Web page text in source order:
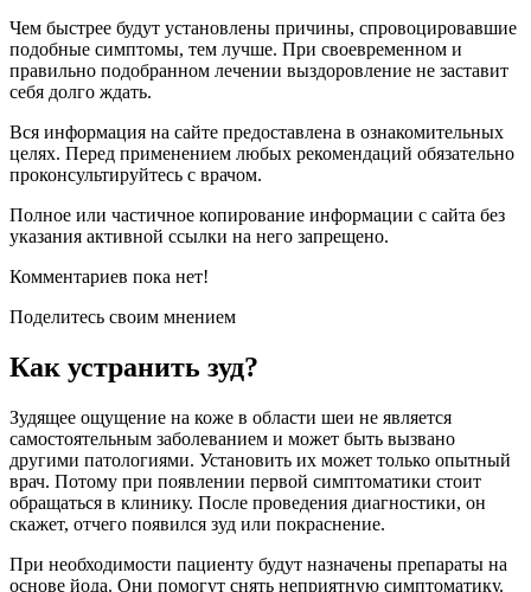
Чем быстрее будут установлены причины, спровоцировавшие
подобные симптомы, тем лучше. При своевременном и
правильно подобранном лечении выздоровление не заставит
себя долго ждать.
Вся информация на сайте предоставлена в ознакомительных
целях. Перед применением любых рекомендаций обязательно
проконсультируйтесь с врачом.
Полное или частичное копирование информации с сайта без
указания активной ссылки на него запрещено.
Комментариев пока нет!
Поделитесь своим мнением
Как устранить зуд?
Зудящее ощущение на коже в области шеи не является
самостоятельным заболеванием и может быть вызвано
другими патологиями. Установить их может только опытный
врач. Потому при появлении первой симптоматики стоит
обращаться в клинику. После проведения диагностики, он
скажет, отчего появился зуд или покраснение.
При необходимости пациенту будут назначены препараты на
основе йода. Они помогут снять неприятную симптоматику.